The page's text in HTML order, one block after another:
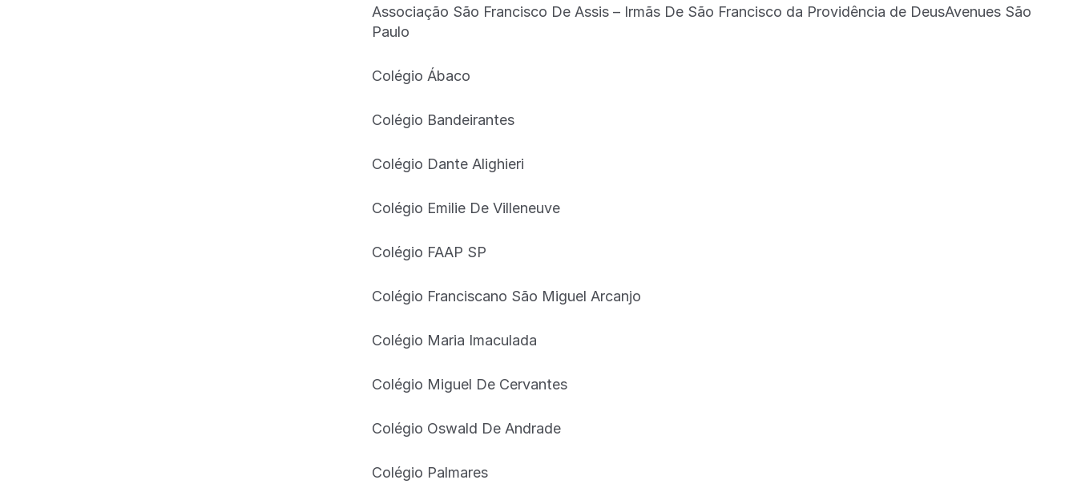
Associação São Francisco De Assis – Irmãs De São Francisco da Providência de DeusAvenues São
Paulo
Colégio Ábaco
Colégio Bandeirantes
Colégio Dante Alighieri
Colégio Emilie De Villeneuve
Colégio FAAP SP
Colégio Franciscano São Miguel Arcanjo
Colégio Maria Imaculada
Colégio Miguel De Cervantes
Colégio Oswald De Andrade
Colégio Palmares